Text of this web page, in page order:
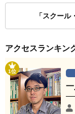
「スクー
アクセスランキン
1位